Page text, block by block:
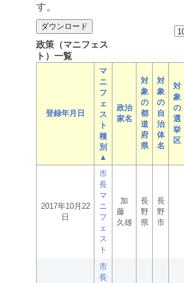
す。
政策（マニフェス
ト）一覧
登録年月日
マ
ニ
フ
ェ
ス
ト
種
別
▲
政治
家名
対
象
の
都
道
府
県
対
象
の
自
治
体
名
対
象
の
選
挙
区
2017年10月22
日
市
長
マ
ニ
フ
ェ
ス
ト
加
藤
久雄
長
野
県
長
野
市
市
長